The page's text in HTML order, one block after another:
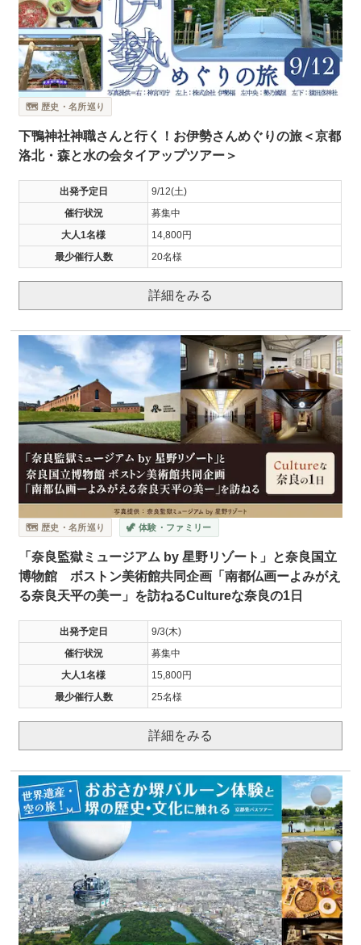
🗺️ 歴史・名所巡り
下鴨神社神職さんと行く！お伊勢さんめぐりの旅＜京都
洛北・森と水の会タイアップツアー＞
出発予定日
9/12(土)
催行状況
募集中
大人1名様
14,800円
最少催行人数
20名様
詳細をみる
🗺️ 歴史・名所巡り 🦖 体験・ファミリー
「奈良監獄ミュージアム by 星野リゾート」と奈良国立
博物館 ボストン美術館共同企画「南都仏画ーよみがえ
る奈良天平の美ー」を訪ねるCultureな奈良の1日
出発予定日
9/3(木)
催行状況
募集中
大人1名様
15,800円
最少催行人数
25名様
詳細をみる